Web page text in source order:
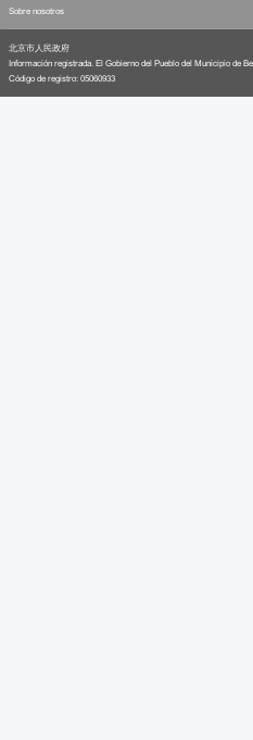
Sobre nosotros
北京市人民政府
Información registrada. El Gobierno del Pueblo del Municipio de
Código de registro: 05060933